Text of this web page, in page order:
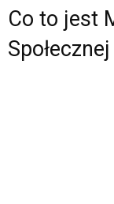
Co to jest